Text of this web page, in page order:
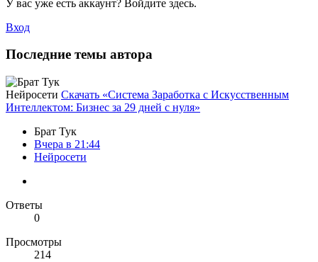
У вас уже есть аккаунт? Войдите здесь.
Вход
Последние темы автора
Нейросети Скачать «Система Заработка с Искусственным
Интеллектом: Бизнес за 29 дней с нуля»
Брат Тук
Вчера в 21:44
Нейросети
Ответы
0
Просмотры
214